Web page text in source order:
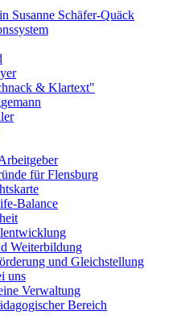
Susanne Schäfer-Quäck
& Klartext"
für Flensburg
Balance
Weiterbildung
und Gleichstellung
uns
Verwaltung
Bereich